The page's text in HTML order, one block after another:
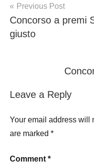
Post
navigation
Previous Post
Concorso a premi
giusto
Leave a Reply
Your email address will
are marked *
Comment *